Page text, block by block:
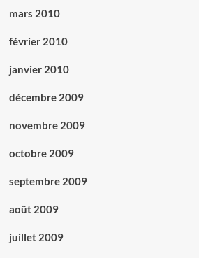
mars 2010
février 2010
janvier 2010
décembre 2009
novembre 2009
octobre 2009
septembre 2009
août 2009
juillet 2009